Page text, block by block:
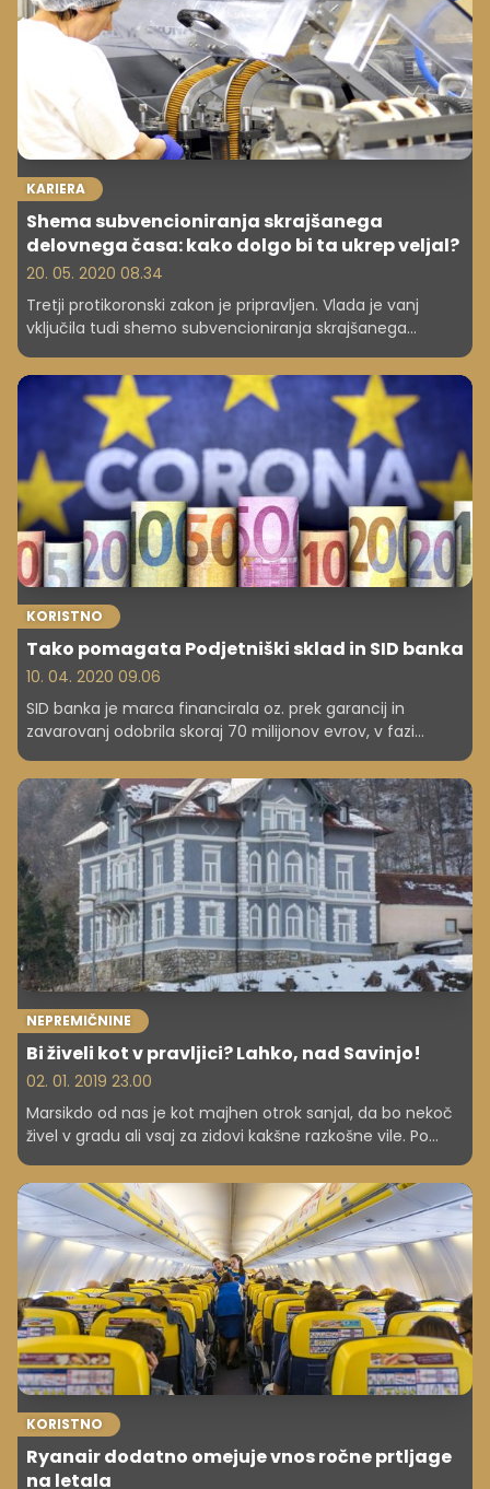
KARIERA
Shema subvencioniranja skrajšanega
delovnega časa: kako dolgo bi ta ukrep veljal?
20. 05. 2020 08.34
Tretji protikoronski zakon je pripravljen. Vlada je vanj
vključila tudi shemo subvencioniranja skrajšanega
delovnega časa.
KORISTNO
Tako pomagata Podjetniški sklad in SID banka
10. 04. 2020 09.06
SID banka je marca financirala oz. prek garancij in
zavarovanj odobrila skoraj 70 milijonov evrov, v fazi
odobritve pa je čez 30 milijonov novih kreditov.
NEPREMIČNINE
Bi živeli kot v pravljici? Lahko, nad Savinjo!
02. 01. 2019 23.00
Marsikdo od nas je kot majhen otrok sanjal, da bo nekoč
živel v gradu ali vsaj za zidovi kakšne razkošne vile. Po
trga pa kaže, da je ta želja dejansko uresničljiva. V Celju je
namreč na voljo za najem prenovljena vila Savinja, ki
tako s svojo zunanjo kot notranjo podobo prepriča tudi
tiste najbolj zahtevne.
KORISTNO
Ryanair dodatno omejuje vnos ročne prtljage
na letala